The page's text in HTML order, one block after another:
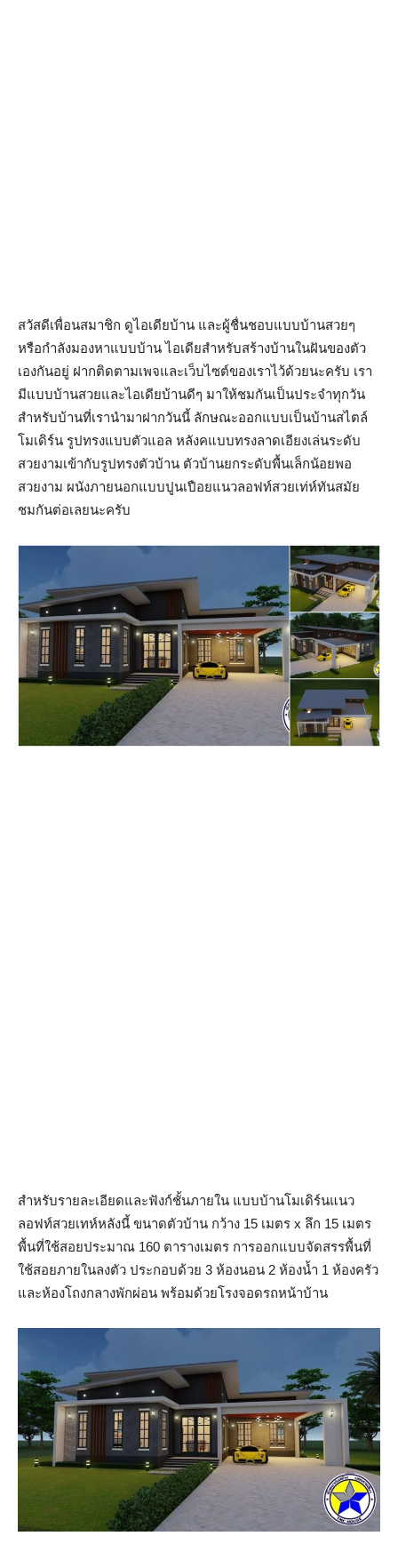
สวัสดีเพื่อนสมาชิก ดูไอเดียบ้าน และผู้ชื่นชอบแบบบ้านสวยๆ
หรือกำลังมองหาแบบบ้าน ไอเดียสำหรับสร้างบ้านในฝันของตัว
เองกันอยู่ ฝากติดตามเพจและเว็บไซต์ของเราไว้ด้วยนะครับ เรา
มีแบบบ้านสวยและไอเดียบ้านดีๆ มาให้ชมกันเป็นประจำทุกวัน
สำหรับบ้านที่เรานำมาฝากวันนี้ ลักษณะออกแบบเป็นบ้านสไตล์
โมเดิร์น รูปทรงแบบตัวแอล หลังคแบบทรงลาดเอียงเล่นระดับ
สวยงามเข้ากับรูปทรงตัวบ้าน ตัวบ้านยกระดับพื้นเล็กน้อยพอ
สวยงาม ผนังภายนอกแบบปูนเปือยแนวลอฟท์สวยเท่ห์ทันสมัย
ชมกันต่อเลยนะครับ
สำหรับรายละเอียดและฟังก์ชั้นภายใน แบบบ้านโมเดิร์นแนว
ลอฟท์สวยเทห์หลังนี้ ขนาดตัวบ้าน กว้าง 15 เมตร x ลึก 15 เมตร
พื้นที่ใช้สอยประมาณ 160 ตารางเมตร การออกแบบจัดสรรพื้นที่
ใช้สอยภายในลงตัว ประกอบด้วย 3 ห้องนอน 2 ห้องน้ำ 1 ห้องครัว
และห้องโถงกลางพักผ่อน พร้อมด้วยโรงจอดรถหน้าบ้าน